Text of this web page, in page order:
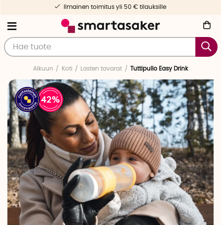
Ilmainen toimitus yli 50 € tilauksille
Alkuun Koti Lasten tavarat Tuttipullo Easy Drink
42